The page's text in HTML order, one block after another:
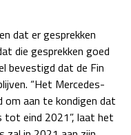
za 22:00 - 23:00
zo 21:00 - 23:00
za 05:00 - 06:00
zo 05:00 - 07:00
04 - 06 dec
dat er gesprekken
die gesprekken goed
bevestigd dat de Fin
“Het Mercedes-
om aan te kondigen dat
eind 2021”, laat het